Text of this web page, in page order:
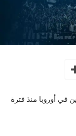
أوروبا منذ فترة